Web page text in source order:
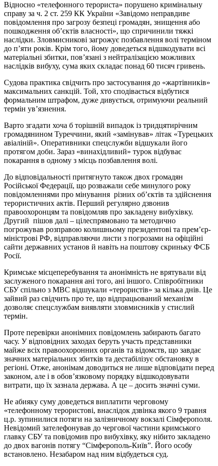
Відносно «телефонного терориста» порушено кримінальну
справу за ч. 2 ст. 259 КК України «Завідомо неправдиве
повідомлення про загрозу безпеці громадян, знищення або
пошкодження об’єктів власності», що спричинили тяжкі
наслідки. Зловмисникові загрожує позбавлення волі терміном
до п’яти років. Крім того, йому доведеться відшкодувати всі
матеріальні збитки, пов’язані з нейтралізацією можливих
наслідків вибуху, сума яких складає понад 60 тисяч гривень.
Судова практика свідчить про застосування до «жартівників»
максимальних санкцій. Той, хто сподівається відбутися
формальним штрафом, дуже дивується, отримуючи реальний
термін ув’язнення.
Варто згадати хоча б торішній випадок із тридцятирічним
громадянином Туреччини, який «замінував» літак «Турецьких
авіаліній». Оперативники спецслужби відшукали його
протягом доби. Зараз «винахідливий» турок відбуває
покарання в одному з місць позбавлення волі.
До відповідальності притягнуто також двох громадян
Російської Федерації, що розважали себе минулого року
повідомленнями про мінування різних об’єктів та здійснення
терористичних актів. Перший регулярно дзвонив
правоохоронцям та повідомляв про закладену вибухівку.
Другий пішов далі – цілеспрямовано та методично
погрожував розправою колишньому президентові та прем’єр-
міністрові РФ, відправляючи листи з погрозами на офіційні
сайти державних установ й навіть на поштову скриньку ФСБ
Росії.
Кримське місцеперебування та анонімність не врятували від
заслуженого покарання ані того, ані іншого. Співробітники
СБУ спільно з МВС відшукали «терористів» за кілька днів. Це
зайвий раз свідчить про те, що відпрацьований механізм
дозволяє спецслужбам виявляти зловмисників у стислий
термін.
Проте перевірки анонімних повідомлень забирають багато
часу. У відповідних заходах беруть участь представники
майже всіх правоохоронних органів та відомств, що завдає
значних матеріальних збитків та дестабілізує обстановку в
регіоні. Отже, анонімам доводиться не лише відповідати перед
законом, але і в обов’язковому порядку відшкодовувати
витрати, що їх зазнала держава. А це – досить значні суми.
Не абияку суму доведеться виплатити черговому
«телефонному терористові, внаслідок дзвінка якого 9 травня
ц.р. зупинилися потяги на залізничному вокзалі Сімферополя.
Невідомий зателефонував до чергової частини кримського
главку СБУ та повідомив про вибухівку, яку нібито закладено
до двох вагонів потягу “Сімферополь-Київ”. Його особу
встановлено. Незабаром над ним відбудеться суд.